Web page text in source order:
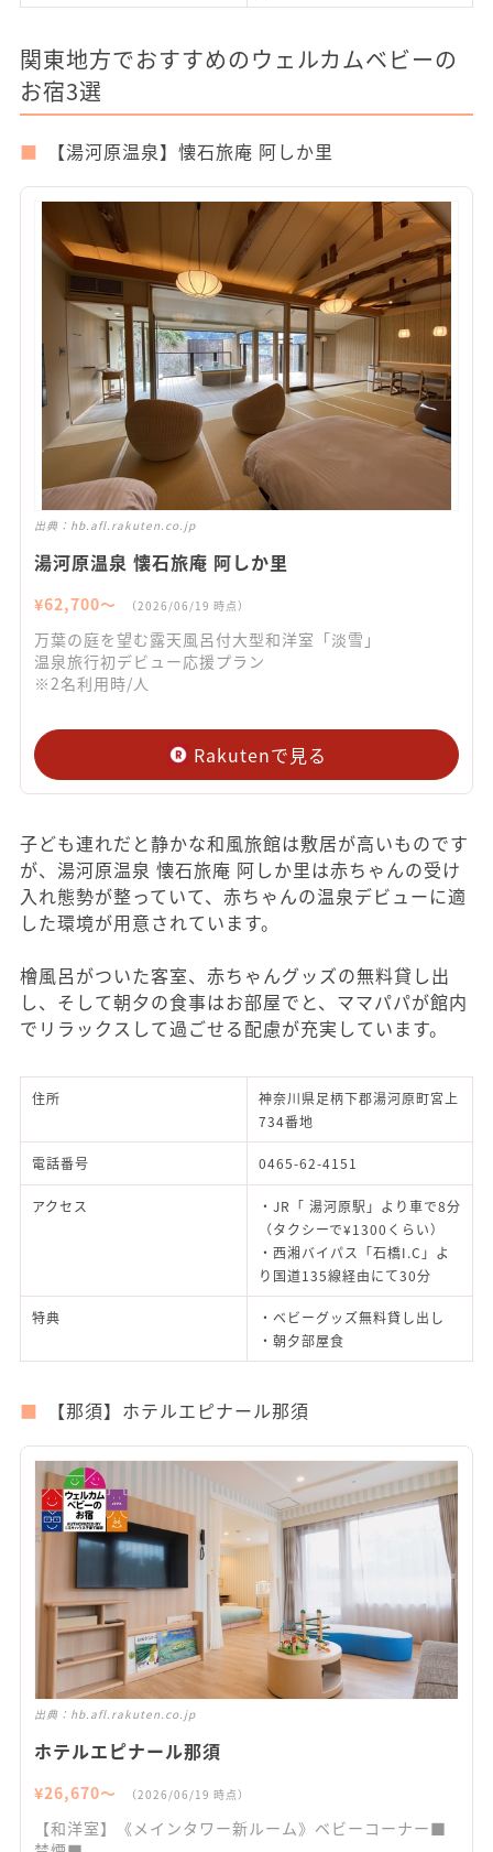
関東地方でおすすめのウェルカムベビーの
お宿3選
【湯河原温泉】懐石旅庵 阿しか里
出典： hb.afl.rakuten.co.jp
湯河原温泉 懐石旅庵 阿しか里
¥62,700〜 （2026/06/19 時点）
万葉の庭を望む露天風呂付大型和洋室「淡雪」
温泉旅行初デビュー応援プラン
※2名利用時/人
Rakutenで見る
子ども連れだと静かな和風旅館は敷居が高いものです
が、湯河原温泉 懐石旅庵 阿しか里は赤ちゃんの受け
入れ態勢が整っていて、赤ちゃんの温泉デビューに適
した環境が用意されています。
檜風呂がついた客室、赤ちゃんグッズの無料貸し出
し、そして朝夕の食事はお部屋でと、ママパパが館内
でリラックスして過ごせる配慮が充実しています。
住所
神奈川県足柄下郡湯河原町宮上
734番地
電話番号 0465-62-4151
アクセス
・JR「 湯河原駅」より車で8分
（タクシーで¥1300くらい）
・西湘バイパス「石橋I.C」よ
り国道135線経由にて30分
特典
・ベビーグッズ無料貸し出し
・朝夕部屋食
【那須】ホテルエピナール那須
出典： hb.afl.rakuten.co.jp
ホテルエピナール那須
¥26,670〜 （2026/06/19 時点）
【和洋室】《メインタワー新ルーム》ベビーコーナー■